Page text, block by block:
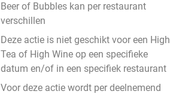
Beer of Bubbles kan per restaurant
verschillen
Deze actie is niet geschikt voor een High
Tea of High Wine op een specifieke
datum en/of in een specifiek restaurant
Voor deze actie wordt per deelnemend